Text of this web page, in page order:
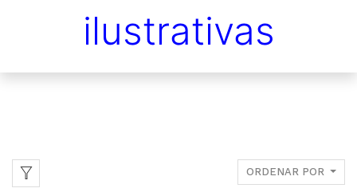
ilustrativas
ORDENAR POR